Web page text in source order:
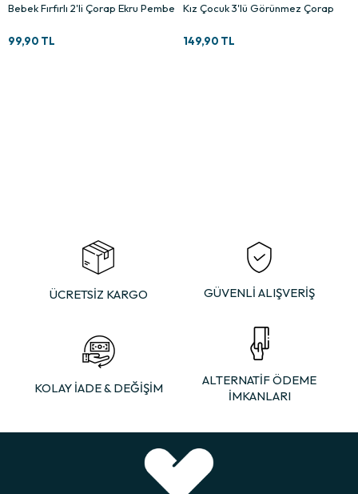
Bebek Fırfırlı 2'li Çorap Ekru Pembe
99,90 TL
Kız Çocuk 3'lü Görünmez Çorap
149,90 TL
ÜCRETSİZ KARGO GÜVENLİ ALIŞVERİŞ
KOLAY İADE & DEĞİŞİM
ALTERNATİF ÖDEME
İMKANLARI